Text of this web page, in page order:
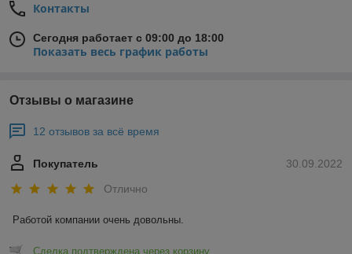
Контакты
Сегодня работает с 09:00 до 18:00
Показать весь график работы
Отзывы о магазине
12 отзывов за всё время
30.09.2022
Покупатель
Отлично
Работой компании очень довольны.
Сделка подтверждена через корзину